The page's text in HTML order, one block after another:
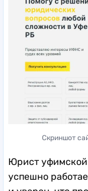
Скриншот
Юрист
успешно